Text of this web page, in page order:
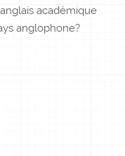
académique
anglophone?